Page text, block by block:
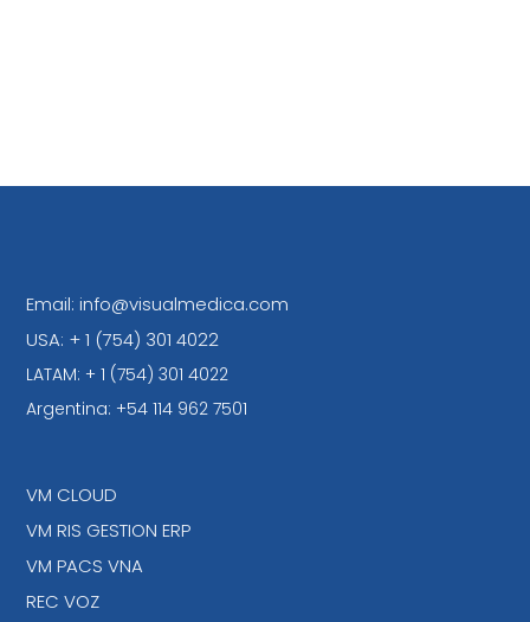
VM CLOUD
VM RIS GESTION ERP
VM PACS VNA
REC VOZ
Email: info@visualmedica.com
USA: + 1 (754) 301 4022
LATAM: + 1 (754) 301 4022
Argentina: +54 114 962 7501